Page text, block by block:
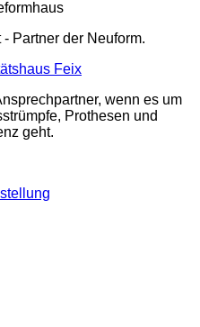
- Partner der Neuform.
wenn es um
Prothesen und
geht.